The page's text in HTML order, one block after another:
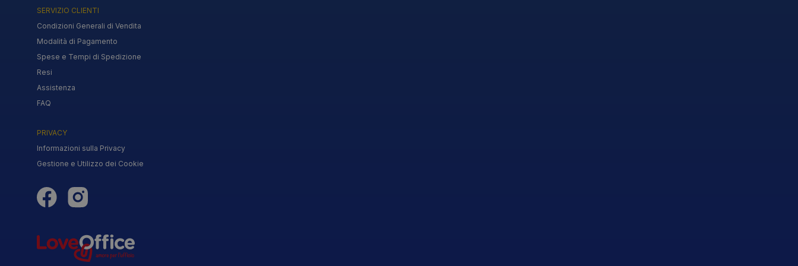
SERVIZIO CLIENTI
Condizioni Generali di Vendita
Modalità di Pagamento
Spese e Tempi di Spedizione
Resi
Assistenza
FAQ
PRIVACY
Informazioni sulla Privacy
Gestione e Utilizzo dei Cookie